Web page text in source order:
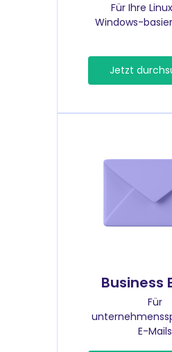
Für Ihre
Windows-
Jetzt
Business
Für
E-Mails